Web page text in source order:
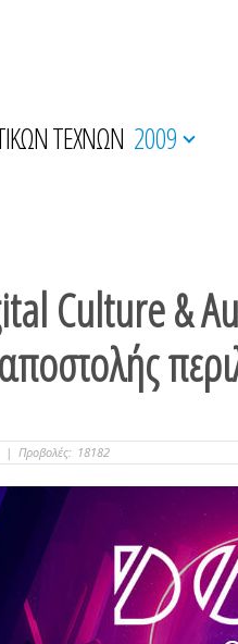
ΤΕΧΝΩΝ 2009
Culture &
| Προβολές: 18182